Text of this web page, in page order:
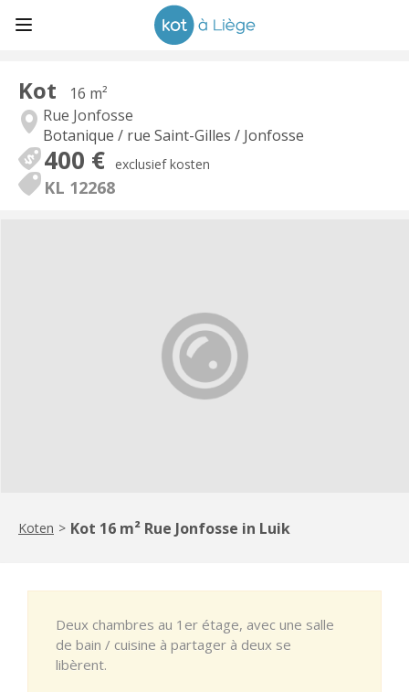
Kot
16 m²
Rue Jonfosse
Botanique / rue Saint-Gilles / Jonfosse
400 € exclusief kosten
KL 12268
Koten > Kot 16 m² Rue Jonfosse in Luik
Deux chambres au 1er étage, avec une salle
de bain / cuisine à partager à deux se
libèrent.